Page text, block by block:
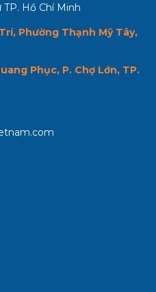
Hồ Chí Minh
Phường Thạnh Mỹ Tây,
Phục, P. Chợ Lớn, TP.